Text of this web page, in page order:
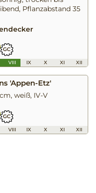
Pflanzabstand 35
GC
VIII IX X XI XII
'Appen-Etz'
weiß, IV-V
GC
VIII IX X XI XII